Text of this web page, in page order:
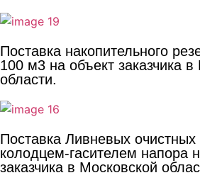
Поставка накопительного
100 м3 на объект заказчика в
области.
Поставка Ливневых
колодцем-гасителем напора
заказчика в Московской